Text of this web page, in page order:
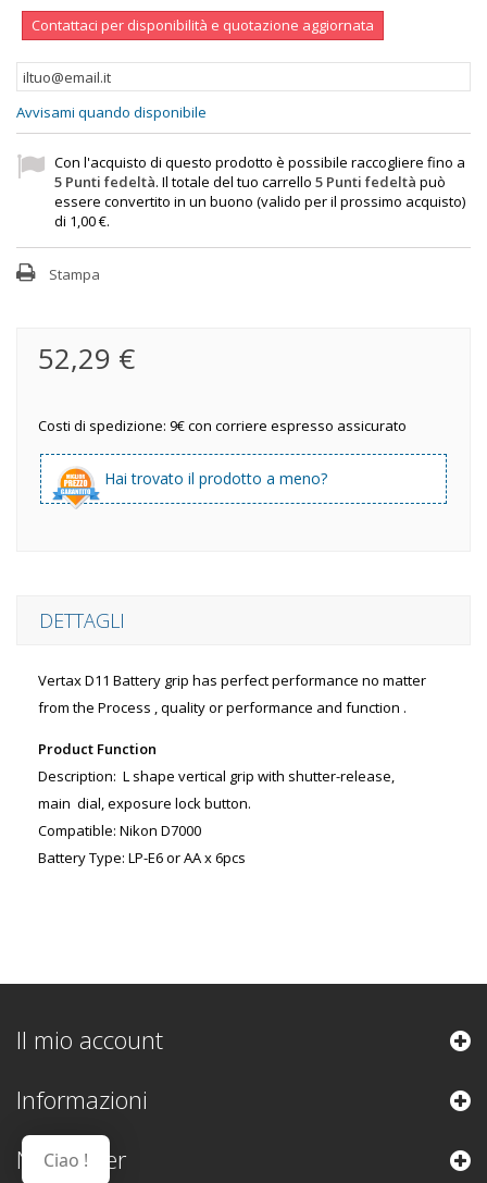
Contattaci per disponibilità e quotazione aggiornata
Avvisami quando disponibile
Con l'acquisto di questo prodotto è possibile raccogliere fino a
5 Punti fedeltà. Il totale del tuo carrello 5 Punti fedeltà può
essere convertito in un buono (valido per il prossimo acquisto)
di 1,00 €.
Stampa
52,29 €
Costi di spedizione: 9€ con corriere espresso assicurato
Hai trovato il prodotto a meno?
DETTAGLI
Vertax D11 Battery grip has perfect performance no matter
from the Process , quality or performance and function .
Product Function
Description: L shape vertical grip with shutter-release,
main dial, exposure lock button.
Compatible: Nikon D7000
Battery Type: LP-E6 or AA x 6pcs
Il mio account
Informazioni
Newsletter
Ciao !